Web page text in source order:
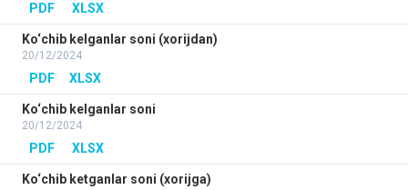
PDF XLSX
Ko‘chib kelganlar soni (xorijdan)
20/12/2024
PDF XLSX
Ko‘chib kelganlar soni
20/12/2024
PDF XLSX
Ko‘chib ketganlar soni (xorijga)